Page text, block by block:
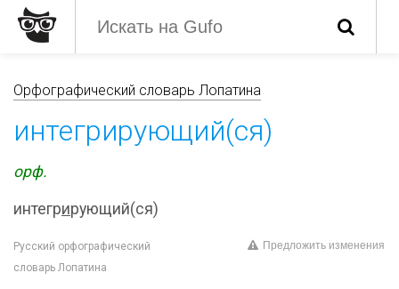
Орфографический словарь Лопатина
интегрирующий(ся)
орф.
интегрирующий(ся)
Русский орфографический
словарь Лопатина
Предложить изменения